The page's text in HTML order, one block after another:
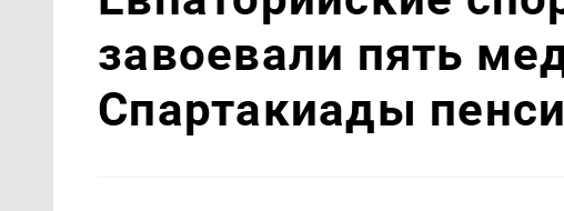
завоевали пять
Спартакиады